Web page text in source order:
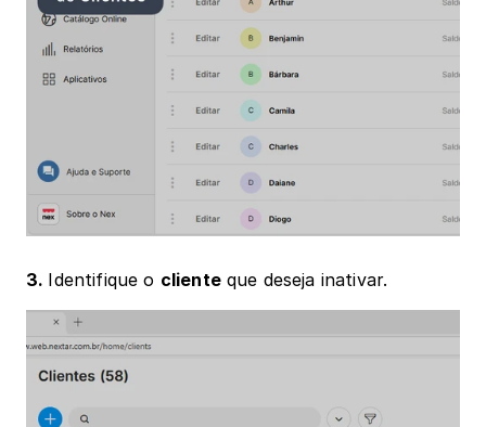
3. Identifique o cliente que deseja inativar.